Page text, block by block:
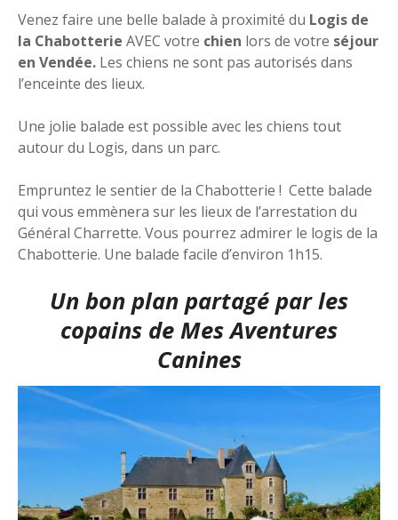
Venez faire une belle balade à proximité du Logis de
la Chabotterie AVEC votre chien lors de votre séjour
en Vendée. Les chiens ne sont pas autorisés dans
l’enceinte des lieux.
Une jolie balade est possible avec les chiens tout
autour du Logis, dans un parc.
Empruntez le sentier de la Chabotterie ! Cette balade
qui vous emmènera sur les lieux de l’arrestation du
Général Charrette. Vous pourrez admirer le logis de la
Chabotterie. Une balade facile d’environ 1h15.
Un bon plan partagé par les
copains de Mes Aventures
Canines